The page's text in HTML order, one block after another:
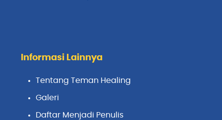
Informasi Lainnya
Tentang Teman Healing
Galeri
Daftar Menjadi Penulis